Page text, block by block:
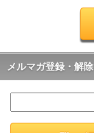
メルマガ登録・解除